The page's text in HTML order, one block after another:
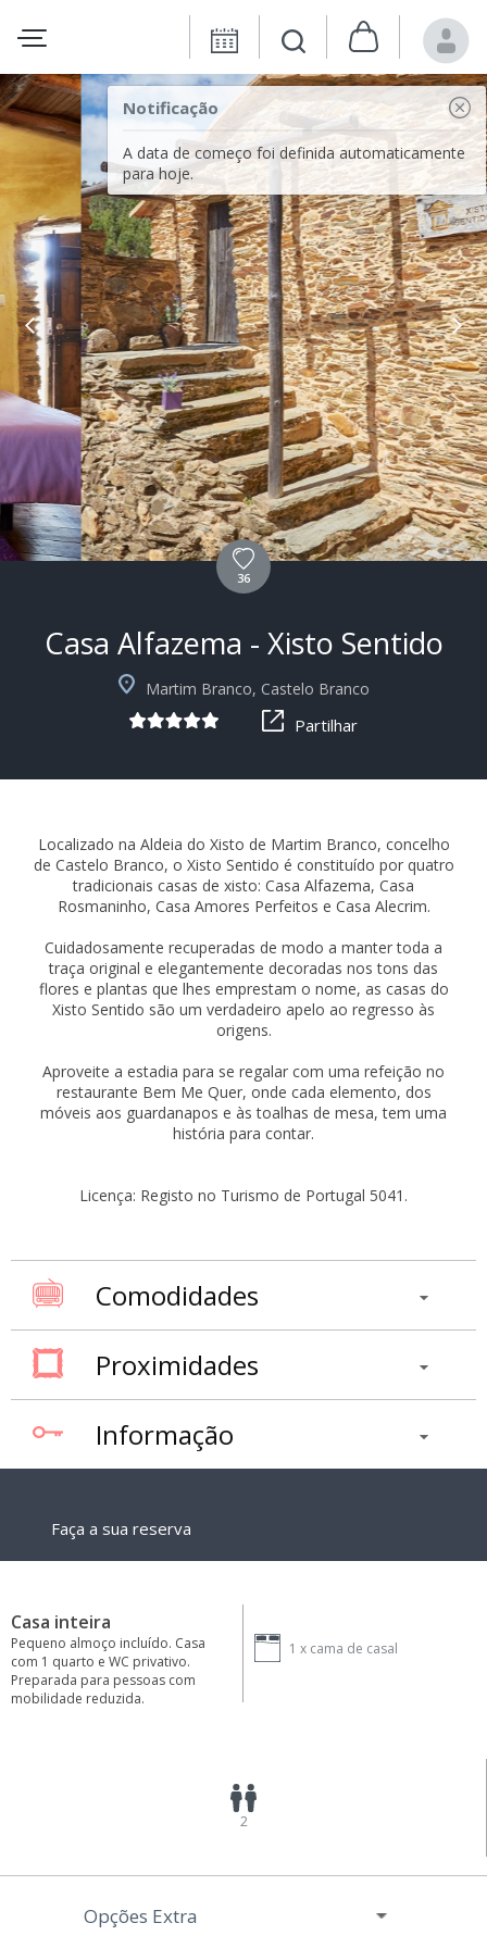
Notificação
A data de começo foi definida automaticamente
para hoje.
36
Casa Alfazema - Xisto Sentido
Martim Branco, Castelo Branco
Partilhar
Localizado na Aldeia do Xisto de Martim Branco, concelho
de Castelo Branco, o Xisto Sentido é constituído por quatro
tradicionais casas de xisto: Casa Alfazema, Casa
Rosmaninho, Casa Amores Perfeitos e Casa Alecrim.
Cuidadosamente recuperadas de modo a manter toda a
traça original e elegantemente decoradas nos tons das
flores e plantas que lhes emprestam o nome, as casas do
Xisto Sentido são um verdadeiro apelo ao regresso às
origens.
Aproveite a estadia para se regalar com uma refeição no
restaurante Bem Me Quer, onde cada elemento, dos
móveis aos guardanapos e às toalhas de mesa, tem uma
história para contar.
Licença: Registo no Turismo de Portugal 5041.
Comodidades
Proximidades
Informação
Faça a sua reserva
Casa inteira
Pequeno almoço incluído. Casa
com 1 quarto e WC privativo.
Preparada para pessoas com
mobilidade reduzida.
1 x cama de casal
2
Opções Extra